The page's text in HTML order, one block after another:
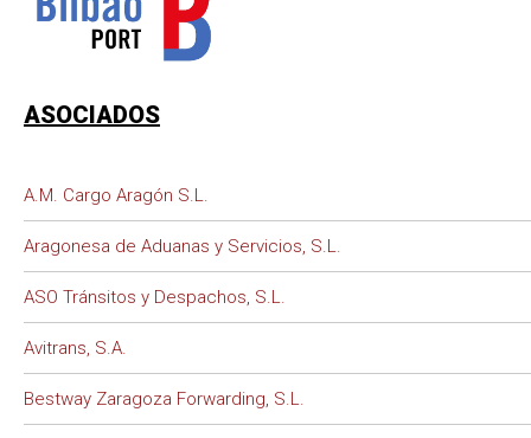
ASOCIADOS
A.M. Cargo Aragón S.L.
Aragonesa de Aduanas y Servicios, S.L.
ASO Tránsitos y Despachos, S.L.
Avitrans, S.A.
Bestway Zaragoza Forwarding, S.L.